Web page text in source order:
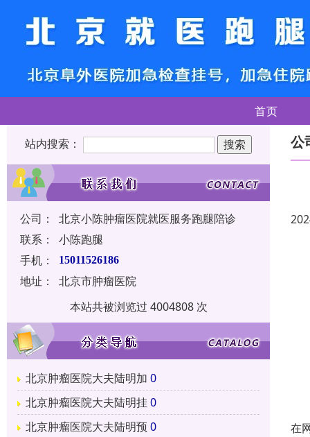
首页
站内搜索：
公司：
北京小陈肿瘤医院就医服务跑腿陪诊
联系：
小陈跑腿
手机：
15011526186
地址：
北京市肿瘤医院
本站共被浏览过 4004808 次
北京肿瘤医院大夫陆明加 0
北京肿瘤医院大夫陆明挂0
北京肿瘤医院大夫陆明预 0
公
在